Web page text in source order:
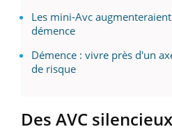
Les mini-Avc
démence
Démence : vivre près d'un
de risque
Des AVC silencieux